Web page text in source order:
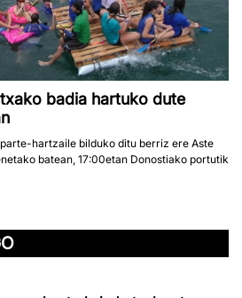
badia hartuko dute
hartzaile bilduko ditu berriz ere Aste
batean, 17:00etan Donostiako portutik